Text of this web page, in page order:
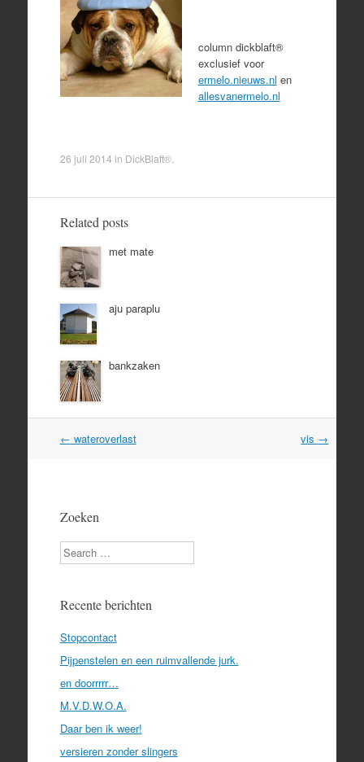
column dickblaft®
exclusief voor
ermelo.nieuws.nl en
allesvanermelo.nl
26 juli 2014 in DickBlaft®.
Related posts
met mate
aju paraplu
bankzaken
Post
← wateroverlast vis →
Zoeken
Search
Recente berichten
Stopcontact
Pijpenstelen en een ruimvallende jurk.
en doorrrrr…
M.V.D.W.O.A.
Daar ben ik weer!
versieren zonder slingers